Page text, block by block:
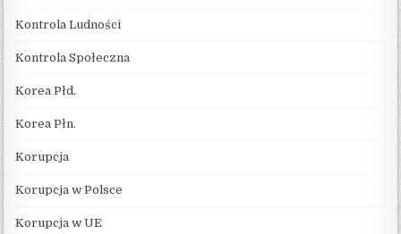
Kontrola Ludności
Kontrola Społeczna
Korea Płd.
Korea Płn.
Korupcja
Korupcja w Polsce
Korupcja w UE